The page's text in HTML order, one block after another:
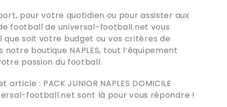
pour votre quotidien ou pour assister aux
football de universal-football.net vous
soit votre budget ou vos critères de
notre boutique NAPLES, tout l’équipement
passion du football.
article : PACK JUNIOR NAPLES DOMICILE
football.net sont là pour vous répondre !